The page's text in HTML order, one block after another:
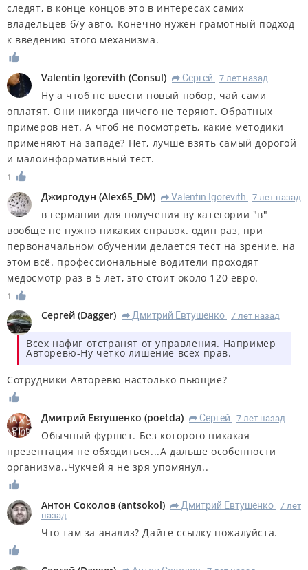
следят, в конце концов это в интересах самих
владельцев б/у авто. Конечно нужен грамотный подход
к введению этого механизма.
Valentin Igorevith (Consul) R Сергей 7 лет назад
Ну а чтоб не ввести новый побор, чай сами
оплатят. Они никогда ничего не теряют. Обратных
примеров нет. А чтоб не посмотреть, какие методики
применяют на западе? Нет, лучше взять самый дорогой
и малоинформативный тест.
1
Джиргодун (Alex65_DM) R Valentin Igorevith 7 лет назад
в германии для получения ву категории "в"
вообще не нужно никаких справок. один раз, при
первоначальном обучении делается тест на зрение. на
этом всё. профессиональные водители проходят
медосмотр раз в 5 лет, это стоит около 120 евро.
1
Сергей (Dagger) R Дмитрий Евтушенко 7 лет назад
Всех нафиг отстранят от управления. Например
Авторевю-Ну четко лишение всех прав.
Сотрудники Авторевю настолько пьющие?
Дмитрий Евтушенко (poetda) R Сергей 7 лет назад
Обычный фуршет. Без которого никакая
презентация не обходиться...А дальше особенности
организма..Чукчей я не зря упомянул..
Антон Соколов (antsokol) R Дмитрий Евтушенко 7 лет
назад
Что там за анализ? Дайте ссылку пожалуйста.